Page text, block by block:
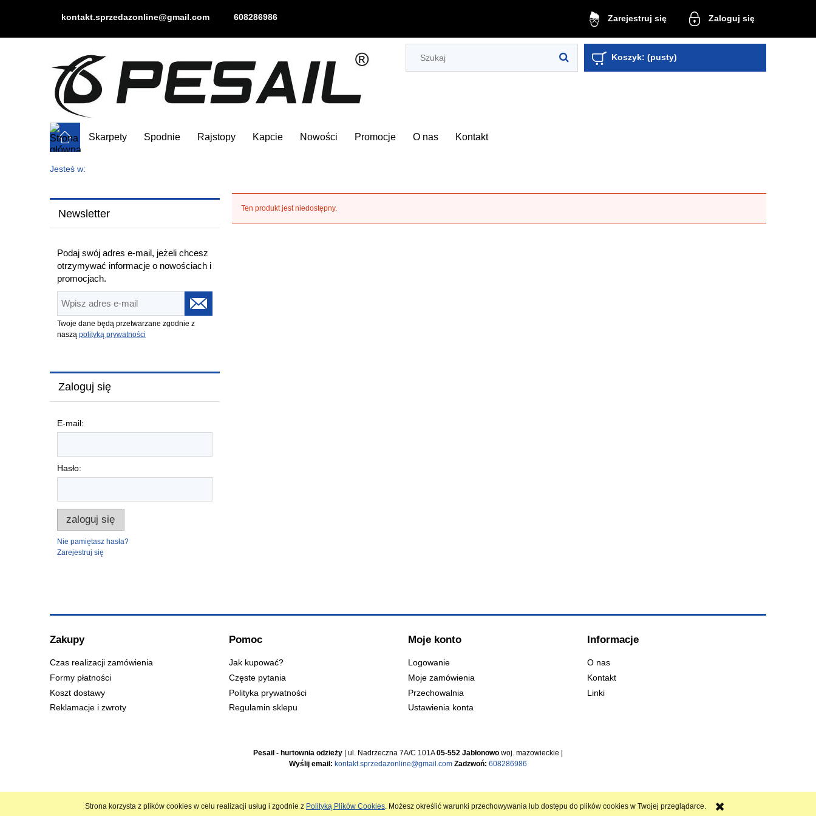
Strona korzysta z plików cookies w celu realizacji usług i zgodnie z Polityką Plików Cookies. Możesz określić warunki przechowywania lub dostępu do plików cookies w Twojej przeglądarce.
kontakt.sprzedazonline@gmail.com 608286986 Zarejestruj się Zaloguj się
Koszyk: (pusty)
Skarpety Spodnie Rajstopy Kapcie Nowości Promocje O nas Kontakt
Jesteś w:
Newsletter
Podaj swój adres e-mail, jeżeli chcesz
otrzymywać informacje o nowościach i
promocjach.
Twoje dane będą przetwarzane zgodnie z
naszą polityką prywatności
Zaloguj się
E-mail:
Hasło:
zaloguj się
Nie pamiętasz hasła?
Zarejestruj się
Ten produkt jest niedostępny.
Zakupy
Czas realizacji zamówienia
Formy płatności
Koszt dostawy
Reklamacje i zwroty
Pomoc
Jak kupować?
Częste pytania
Polityka prywatności
Regulamin sklepu
Moje konto
Logowanie
Moje zamówienia
Przechowalnia
Ustawienia konta
Informacje
O nas
Kontakt
Linki
Pesail - hurtownia odzieży | ul. Nadrzeczna 7A/C 101A05-552 Jabłonowo woj. mazowieckie |
Wyślij email: kontakt.sprzedazonline@gmail.com Zadzwoń: 608286986
Sklep internetowy Shoper.pl